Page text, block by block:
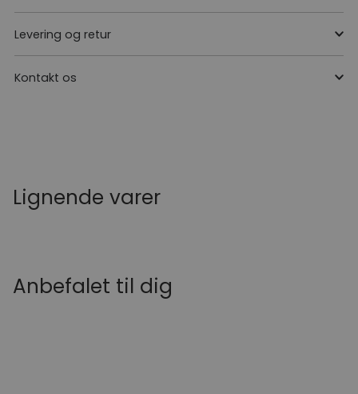
Levering og retur
Kontakt os
Lignende varer
Anbefalet til dig